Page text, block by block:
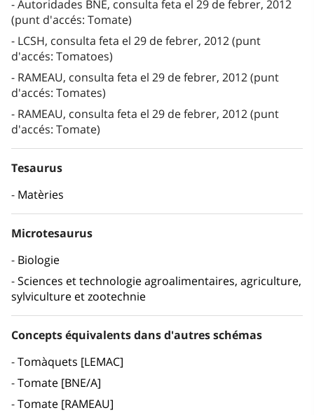
Autoridades BNE, consulta feta el 29 de febrer, 2012
(punt d'accés: Tomate)
LCSH, consulta feta el 29 de febrer, 2012 (punt
d'accés: Tomatoes)
RAMEAU, consulta feta el 29 de febrer, 2012 (punt
d'accés: Tomates)
RAMEAU, consulta feta el 29 de febrer, 2012 (punt
d'accés: Tomate)
Tesaurus
Matèries
Microtesaurus
Biologie
Sciences et technologie agroalimentaires, agriculture,
sylviculture et zootechnie
Concepts équivalents dans d'autres schémas
Tomàquets [LEMAC]
Tomate [BNE/A]
Tomate [RAMEAU]